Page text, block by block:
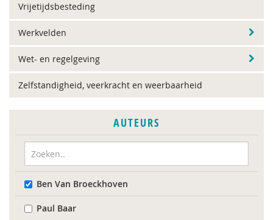
Vrijetijdsbesteding
Werkvelden
Wet- en regelgeving
Zelfstandigheid, veerkracht en weerbaarheid
AUTEURS
Ben Van Broeckhoven
Paul Baar